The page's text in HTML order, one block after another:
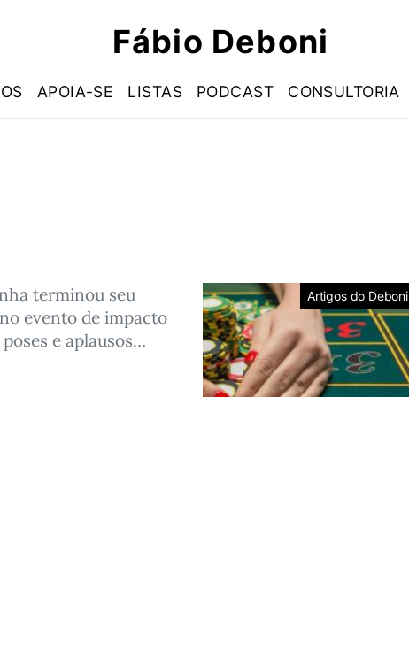
Fábio Deboni
APOIA-SE LISTAS PODCAST CONSULTORIA
Artigos do Deboni
terminou seu
evento de impacto
e aplausos…